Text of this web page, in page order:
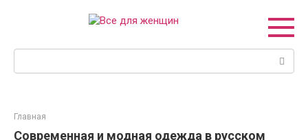
Главная
Современная и модная одежда в русском